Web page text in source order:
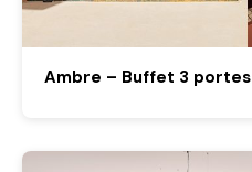
Ambre – Buffet 3 portes